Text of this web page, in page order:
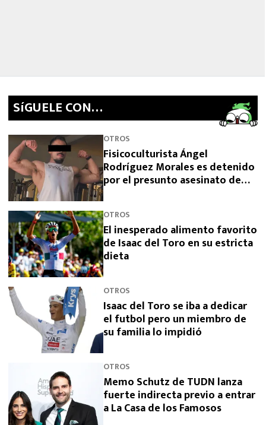
SíGUELE CON…
OTROS
Fisicoculturista Ángel
Rodríguez Morales es detenido
por el presunto asesinato de
OTROS
El inesperado alimento favorito
de Isaac del Toro en su estricta
dieta
OTROS
Isaac del Toro se iba a dedicar
el futbol pero un miembro de
su familia lo impidió
OTROS
Memo Schutz de TUDN lanza
fuerte indirecta previo a entrar
a La Casa de los Famosos